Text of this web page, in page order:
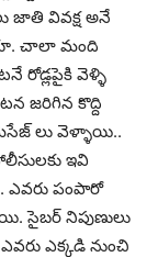
జాతి వివక్ష అనే
చాలా మంది
రోడ్లపైకి వెళ్ళి
జరిగిన కొద్ది
లు వెళ్ళాయి..
ఇవి
పంపారో
నిపుణులు
ఎక్కడి నుంచి